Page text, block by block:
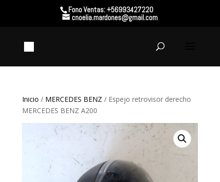
Fono Ventas: +56993427220
cnoelia.mardones@gmail.com
Inicio / MERCEDES BENZ / Espejo retrovisor derecho
MERCEDES BENZ A200